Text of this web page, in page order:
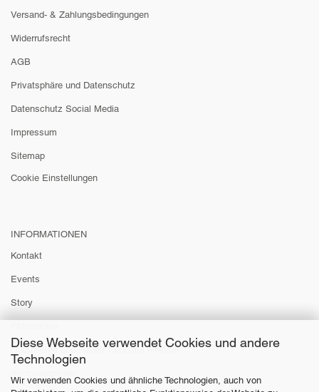
Diese Webseite verwendet Cookies und andere
Technologien
Wir verwenden Cookies und ähnliche Technologien, auch von
Versand- & Zahlungsbedingungen
Widerrufsrecht
AGB
Privatsphäre und Datenschutz
Datenschutz Social Media
Impressum
Sitemap
Cookie Einstellungen
INFORMATIONEN
Kontakt
Events
Story
Gutscheine und Rabatt Coupons einlösen